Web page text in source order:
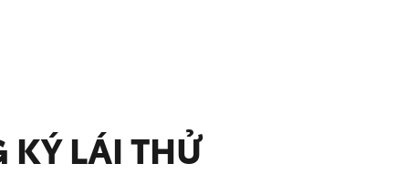
• Số chỗ ngồi : 5 chỗ
• Kiểu dáng : SUV
LÁI THỬ